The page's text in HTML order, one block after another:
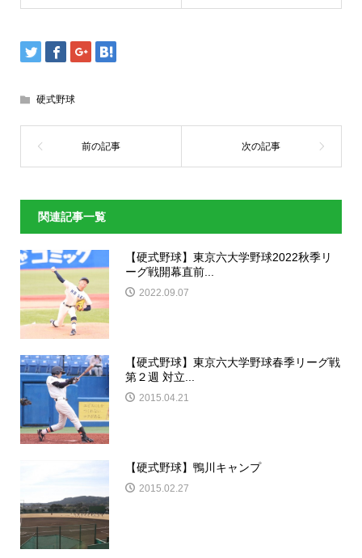
硬式野球
関連記事一覧
【硬式野球】東京六大学野球2022秋季リ
ーグ戦開幕直前...
2022.09.07
【硬式野球】東京六大学野球春季リーグ戦
第２週 対立...
2015.04.21
【硬式野球】鴨川キャンプ
2015.02.27